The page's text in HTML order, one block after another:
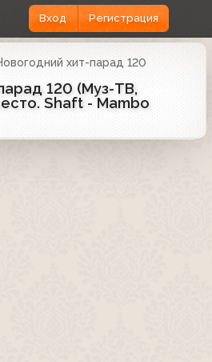
Вход Регистрация
хит-парад 120
120 (Муз-ТВ,
Shaft - Mambo